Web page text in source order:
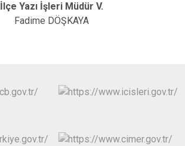
İlçe Yazı İşleri Müdür V.
Fadime DÖŞKAYA